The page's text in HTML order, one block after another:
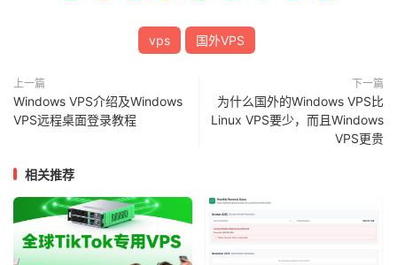
vps 国外VPS
上一篇
Windows VPS介绍及Windows
VPS远程桌面登录教程
下一篇
为什么国外的Windows VPS比
Linux VPS要少，而且Windows
VPS更贵
相关推荐